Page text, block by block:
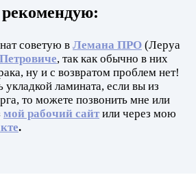
советую в Лемана ПРО (Леруа
Петровиче, так как обычно в них
ну и с возвратом проблем нет!
ламината, если вы из
то можете позвонить мне или
мой рабочий сайт или через мою
.